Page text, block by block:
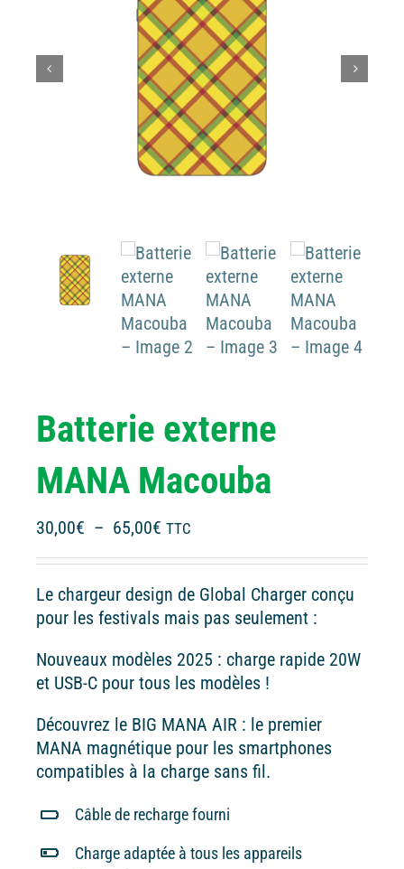
Batterie externe
MANA Macouba
30,00€ – 65,00€ Plage
30,00€
à
TTC
Le chargeur design de Global Charger conçu
pour les festivals mais pas seulement :
Nouveaux modèles 2025 : charge rapide 20W
et USB-C pour tous les modèles !
Découvrez le BIG MANA AIR : le premier
MANA magnétique pour les smartphones
compatibles à la charge sans fil.
Câble de recharge fourni
Charge adaptée à tous les appareils